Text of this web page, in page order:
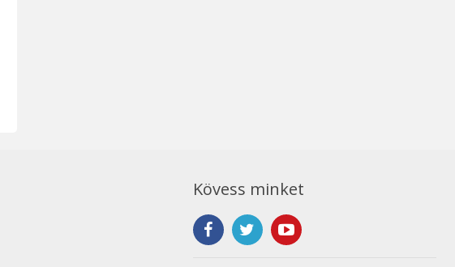
Kövess minket